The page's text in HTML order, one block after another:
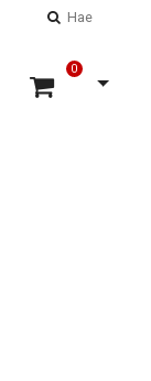
Hae
0
Avaa